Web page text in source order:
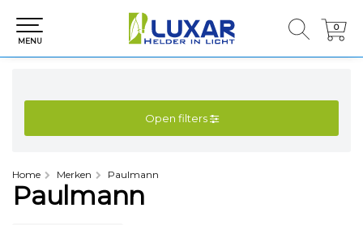
0
0
MENU
Open filters
Home Merken Paulmann
Paulmann